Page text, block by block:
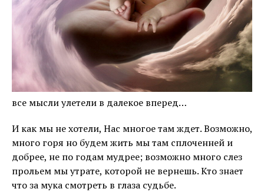
все мысли улетели в далекое вперед…
И как мы не хотели, Нас многое там ждет. Возможно,
много горя но будем жить мы там сплоченней и
добрее, не по годам мудрее; возможно много слез
прольем мы утрате, которой не вернешь. Кто знает
что за мука смотреть в глаза судьбе.